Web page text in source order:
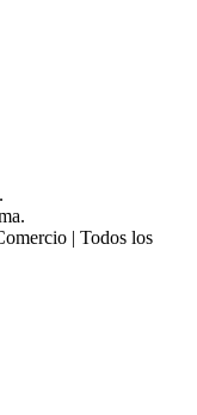
| Todos los